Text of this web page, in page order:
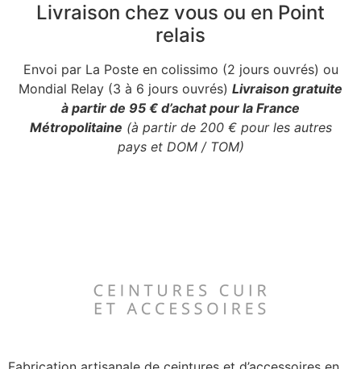
Livraison chez vous ou en Point
relais
Envoi par La Poste en colissimo (2 jours ouvrés) ou
Mondial Relay (3 à 6 jours ouvrés) Livraison gratuite
à partir de 95 € d’achat pour la France
Métropolitaine (à partir de 200 € pour les autres
pays et DOM / TOM)